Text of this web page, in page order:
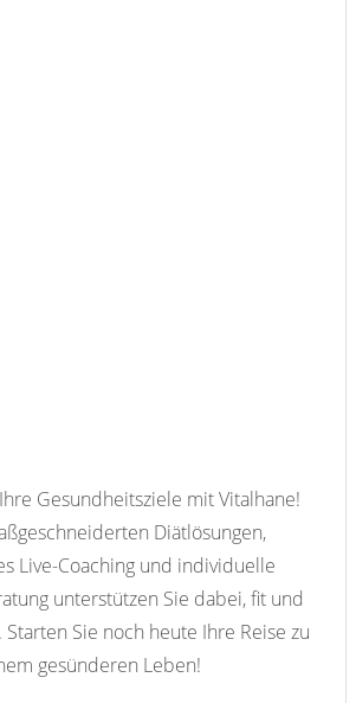
Gesundheitsziele mit Vitalhane!
Diätlösungen,
Live-Coaching und individuelle
unterstützen Sie dabei, fit und
Sie noch heute Ihre Reise zu
gesünderen Leben!